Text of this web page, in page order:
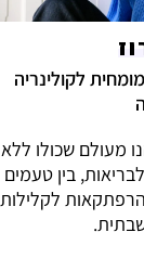
לקולינריה
מעולם שכולו ללא
בין טעמים
לקלילות